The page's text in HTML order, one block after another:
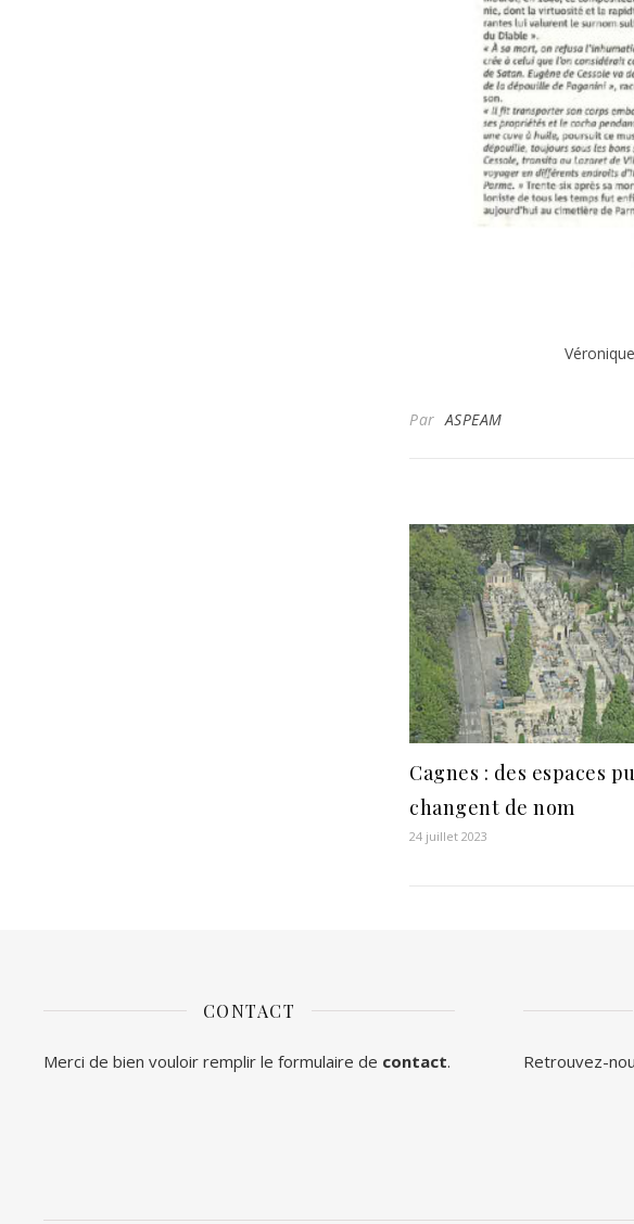
ParASPEAM
Cagnes : des espaces
changent de nom
24 juillet 2023
CONTACT
Merci de bien vouloir remplir le formulaire de contact. Retrouvez-